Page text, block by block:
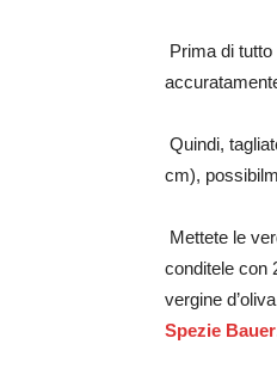
Prima di
Quindi,
cm),
Mettete le
conditele con
vergine
Spezie Bauer